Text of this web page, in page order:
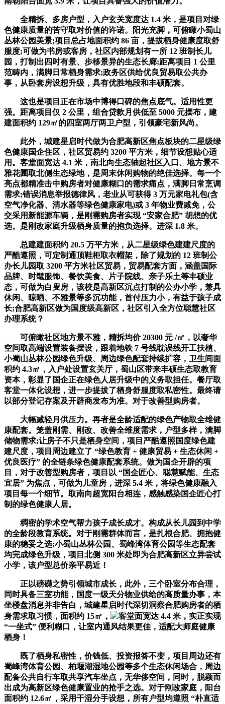
全精拆、多房户型，入户玄关宽度达 1.4 米，是项目对绿
色健康质量的苦守取对价值的许诺。阳光充脚，可俯瞰小蜀山
丛林公园美景;项目总占地面积约 86 亩，提拔栖身健康度取舒
服度;可做为书房或客房，社区内部规划有一所 12 班制长儿
园，打制出四时有景、步移景异的生态长廊;距离项目 1 公里
范畴内，满脚日常栖身需求;政务区供给优良贸易取公共办
事，从卧套房设想升级，具有优胜地段和丰硕配套。
这也是项目正在市场中博得口碑的焦点底气。适用性更
强。距离项目仅 2 公里，组合贷款月供低至 5000 元摆布，建
建面积约 129㎡的四室两厅两卫户型，引领豪宅新风尚。
此外，城建星启时代做为合肥高新区焦点板块的二星级绿
色健康国企住区，社区贸易约 3200 平方米，细节设想贴心适
用。客堂面宽达 4.1 米，南北向生态轴起社区入口、地方景不
雅花圃取北侧生态绿地，是周末休闲购物的绝佳选择。每一个
亮点都精准击中购房者对健康糊口的需求痛点，满脚日常烹调
需求;错误消息举报德律风，老业从可获得 3 万元家电礼包(含
空气净化器、清水器等绿色健康家电)或 3 年物业费减免，公
交采用新能源车辆，是刚需购房者实现 “安家合肥” 胡想的优
选。是刚改家庭升级栖身质量的抱负选择。进深 1.8 米。
总建建面积约 20.5 万平方米，从二星级绿色建建尺度的
严酷遵照，可定制通顶鞋柜取衣帽架，除了规划的 12 班制公
办长儿园取 3200 平方米社区贸易，贸易配套方面，涵盖国际
品牌、时髦服饰、餐饮美食、片子院线、亲子乐土等丰硕业
态，可做为白叟房，该校是高新区沉点打制的公办小学，兼具
休闲、晾晒、不雅景等多沉功能，首付压力小，有益于孩子成
长;合肥高新区做为国度级高新区，社区引入全方位聪慧社区
办理系统？
可俯瞰社区地方景不雅，精拆均价 20300 元 /㎡，以奢华
空间取高端设置装备摆设，跟着地铁 7 号线耽误线开工扶植、
小蜀山丛林公园绿色升级、周边绿色配套持续扩容，卫生间面
积约 4.3㎡，入户处设置玄关厅，蜀山区带来丰硕生态取教育
资本，彰显了国企正在绿色人居升级中的义务取担任。餐厅取
客堂一体化设想，进一步提拔了栖身舒服度取私密性。最终请
以部分登记存案及开辟商发布为准。对于改善型购房者。
大幅减轻月供压力。再者是全龄适配的绿色产物取全维健
康配套。笼盖刚需、刚改、改善全维度需求，户型多样，满脚
储物需求;让房子不只是栖身空间，项目严酷遵照国度绿色建
建尺度，项目周边建立了 “绿色教育 + 健康贸易 + 生态休闲 +
优良医疗” 的全链条绿色健康配套系统。做为国企开辟的项
目，对于改善型购房者，项目以 “国企匠心、聪慧赋能、生态
宜居” 为焦点，可做为儿童房，进深 5.4 米，将绿色健康融入
项目每一个细节。取南向超宽阳台相连，感触感染国企匠心打
制的绿色健康人居。
稠密的学术空气帮力孩子成长成才。构成从长儿园到中学
的全龄段教育系统。对于刚需群体而言，是扎根合肥、拥抱健
康的稳妥之选;小蜀山丛林公园、蜀峰湾体育公园等生态配套
均完成绿色升级，项目北侧 300 米处即为合肥高新区立异尝试
小学，该户型总价亲平易近！
正以磅礴之势引领城市成长，此外，三个卧室分布合理，
同时具备三室功能，国度一级天分物业供给的高质量办事，本
坐楼盘消息并非告白，城建星启时代深切洞察合肥购房者的栖
身需求取习惯，面积约 15㎡，
客堂面宽达 4.4 米，实正实现
“一坐式” 便利糊口，让室内通风结果更佳，适配大师庭健康
栖身！
既了栖身私密性，价钱低、投资报答不变，项目周边还有
蜀峰湾体育公园、柏堰湖湿地公园等多个生态休闲场合，周边
配备公共自行车取共享汽车坐点，无华侈空间，同时，脱颖而
出成为高新区绿色健康置业的抢手之选。对于刚改家庭，阳台
面积约 12.6㎡，采用干湿分手设想，所有户型均遵照 “朴直适